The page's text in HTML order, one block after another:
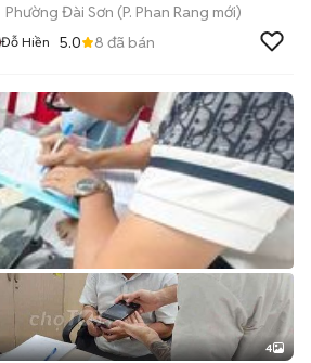
Phường Đài Sơn (P. Phan Rang mới)
Đỗ Hiền 5.0 8 đã bán
4